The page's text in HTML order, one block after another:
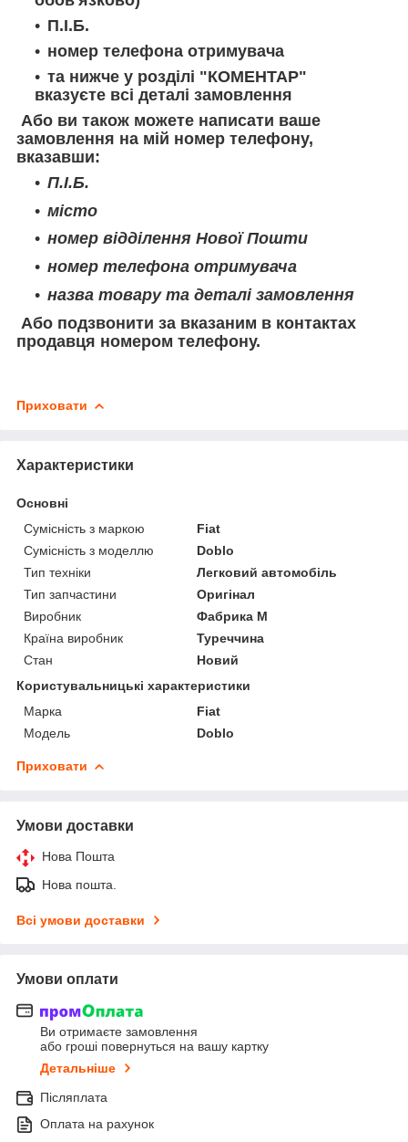
П.І.Б.
номер телефона отримувача
та нижче у розділі "КОМЕНТАР"
вказуєте всі деталі замовлення
Або ви також можете написати ваше
замовлення на мій номер телефону,
вказавши:
П.І.Б.
місто
номер відділення Нової Пошти
номер телефона отримувача
назва товару та деталі замовлення
Або подзвонити за вказаним в контактах
продавця номером телефону.
Приховати
Характеристики
Основні
Сумісність з маркою
Fiat
Сумісність з моделлю
Doblo
Тип техніки
Легковий автомобіль
Тип запчастини
Оригінал
Виробник
Фабрика М
Країна виробник
Туреччина
Стан
Новий
Користувальницькі характеристики
Марка
Fiat
Модель
Doblo
Приховати
Умови доставки
Нова Пошта
Нова пошта.
Всі умови доставки
Умови оплати
Ви отримаєте замовлення
або гроші повернуться на вашу картку
Детальніше
Післяплата
Оплата на рахунок